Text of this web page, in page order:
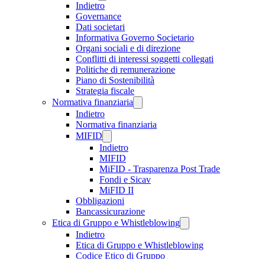
Indietro
Governance
Dati societari
Informativa Governo Societario
Organi sociali e di direzione
Conflitti di interessi soggetti collegati
Politiche di remunerazione
Piano di Sostenibilità
Strategia fiscale
Normativa finanziaria
Indietro
Normativa finanziaria
MIFID
Indietro
MIFID
MiFID - Trasparenza Post Trade
Fondi e Sicav
MiFID II
Obbligazioni
Bancassicurazione
Etica di Gruppo e Whistleblowing
Indietro
Etica di Gruppo e Whistleblowing
Codice Etico di Gruppo